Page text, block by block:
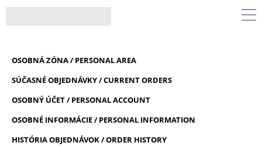
OSOBNÁ ZÓNA / PERSONAL AREA
SÚČASNÉ OBJEDNÁVKY / CURRENT ORDERS
OSOBNÝ ÚČET / PERSONAL ACCOUNT
OSOBNÉ INFORMÁCIE / PERSONAL INFORMATION
HISTÓRIA OBJEDNÁVOK / ORDER HISTORY